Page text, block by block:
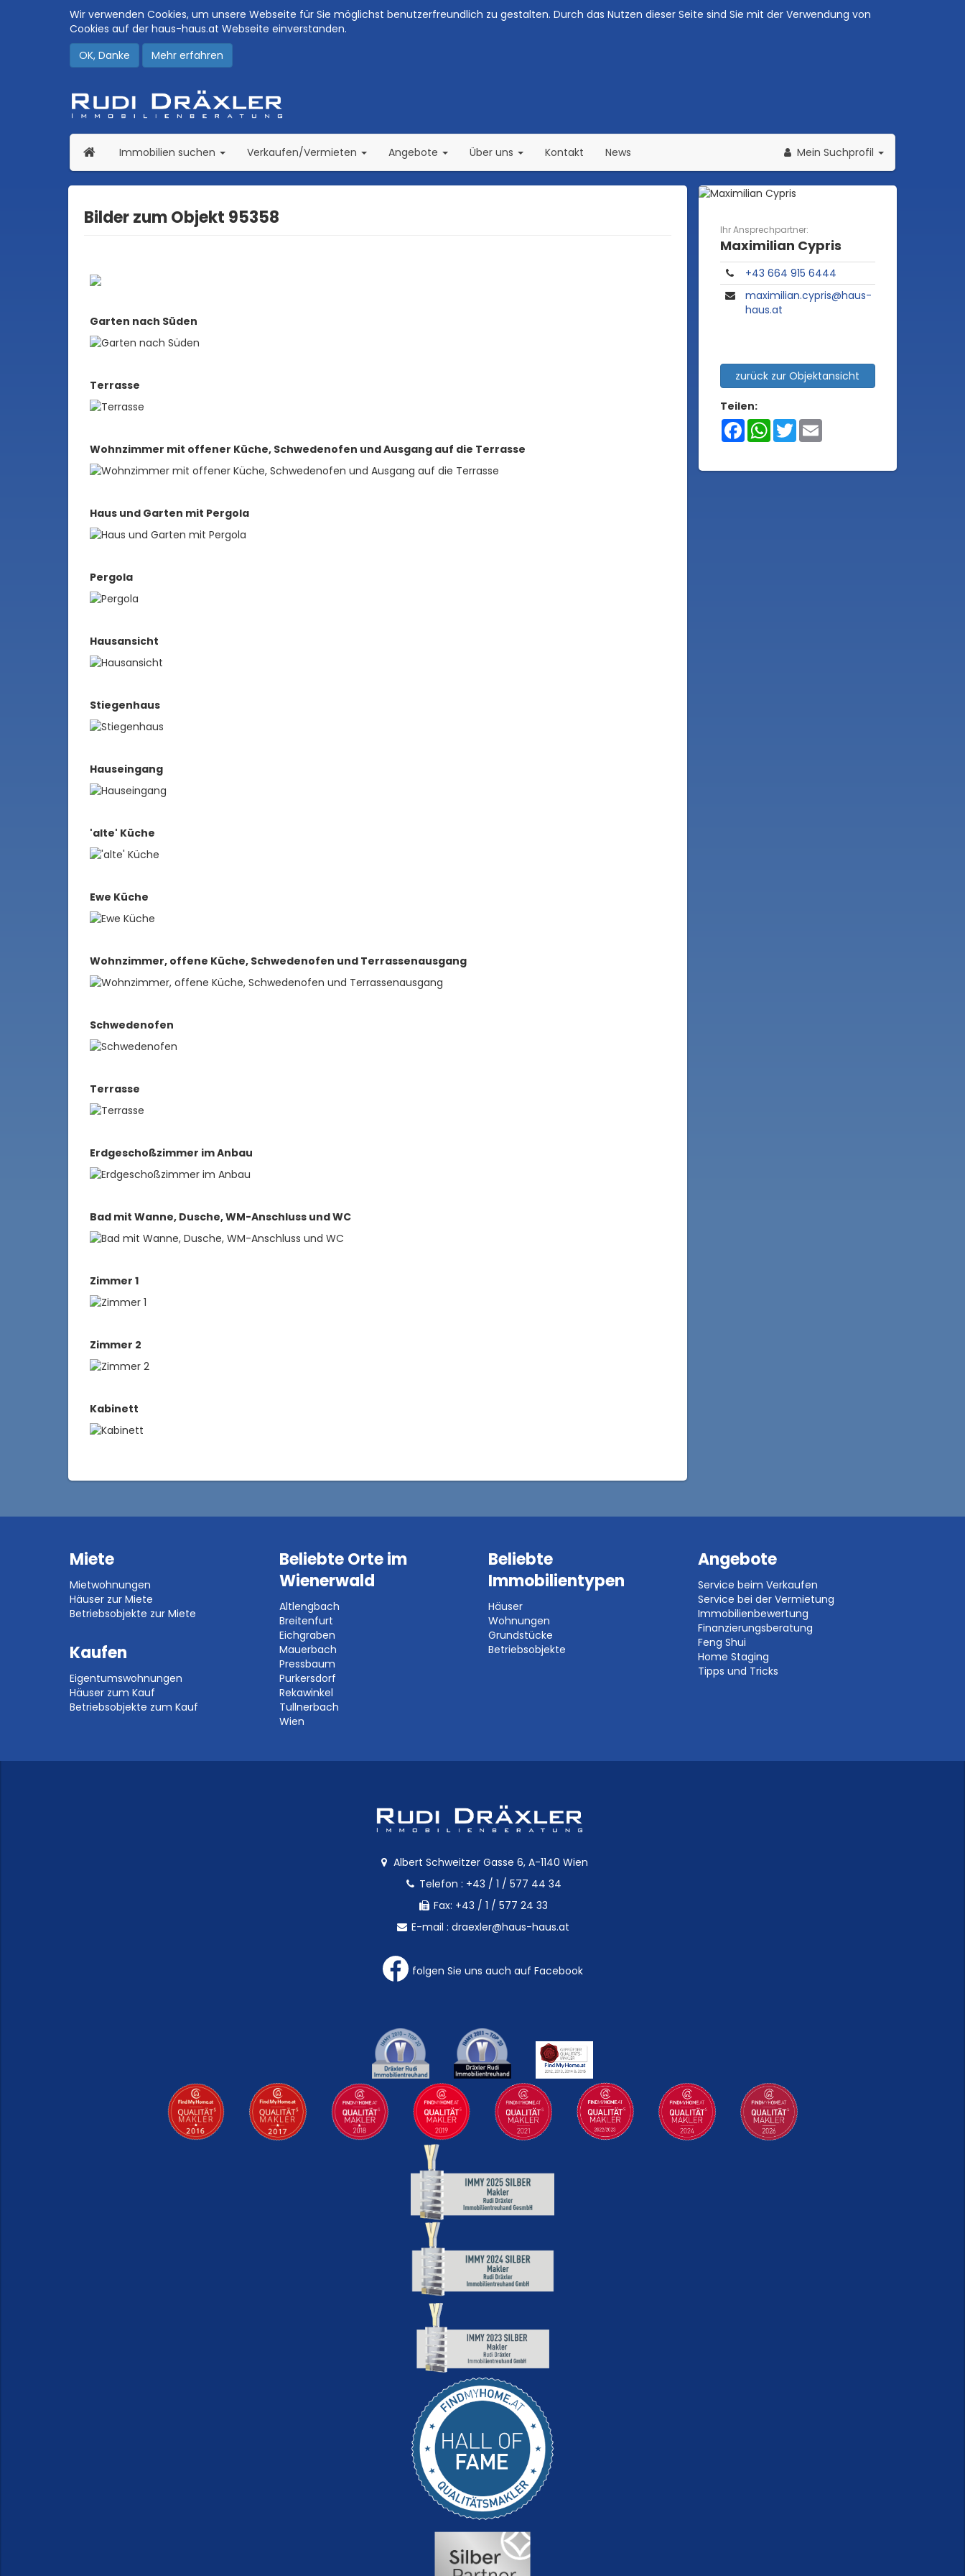
Wir verwenden Cookies, um unsere Webseite für Sie möglichst benutzerfreundlich zu gestalten. Durch das Nutzen dieser Seite sind Sie mit der Verwendung von
Cookies auf der haus-haus.at Webseite einverstanden.
OK, Danke
Mehr erfahren
Immobilien suchen (current)Verkaufen/Vermieten (current)Angebote Über uns (current)Kontakt News Mein Suchprofil
Bilder zum Objekt 95358
Garten nach Süden
Terrasse
Wohnzimmer mit offener Küche, Schwedenofen und Ausgang auf die Terrasse
Haus und Garten mit Pergola
Pergola
Hausansicht
Stiegenhaus
Hauseingang
'alte' Küche
Ewe Küche
Wohnzimmer, offene Küche, Schwedenofen und Terrassenausgang
Schwedenofen
Terrasse
Erdgeschoßzimmer im Anbau
Bad mit Wanne, Dusche, WM-Anschluss und WC
Zimmer 1
Zimmer 2
Kabinett
Ihr Ansprechpartner:
Maximilian Cypris
+43 664 915 6444
maximilian.cypris@haus-
haus.at
zurück zur Objektansicht
Teilen:
FacebookWhatsApp
TwitterEmail
Miete
Mietwohnungen
Häuser zur Miete
Betriebsobjekte zur Miete
Kaufen
Eigentumswohnungen
Häuser zum Kauf
Betriebsobjekte zum Kauf
Beliebte Orte im
Wienerwald
Altlengbach
Breitenfurt
Eichgraben
Mauerbach
Pressbaum
Purkersdorf
Rekawinkel
Tullnerbach
Wien
Beliebte
Immobilientypen
Häuser
Wohnungen
Grundstücke
Betriebsobjekte
Angebote
Service beim Verkaufen
Service bei der Vermietung
Immobilienbewertung
Finanzierungsberatung
Feng Shui
Home Staging
Tipps und Tricks
Albert Schweitzer Gasse 6, A-1140 Wien
Telefon : +43 / 1 / 577 44 34
Fax: +43 / 1 / 577 24 33
E-mail : draexler@haus-haus.at
folgen Sie uns auch auf Facebook